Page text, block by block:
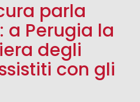
parla
a Perugia la
degli
con gli